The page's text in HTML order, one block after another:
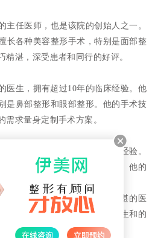
主任医师，也是该院的创始人之一。
长各种美容整形手术，特别是面部整
精湛，深受患者和同行的好评。
医生，拥有超过10年的临床经验。他
是鼻部整形和眼部整形。他的手术技
需求量身定制手术方案。
名医生，拥有超过15年的临床经验。
别是乳房整形和脂肪填充手术。他的
短的时间内恢复健康。
家们都是经验丰富、技术精湛的医
手术，都可以在这里找到的医生和的
信。